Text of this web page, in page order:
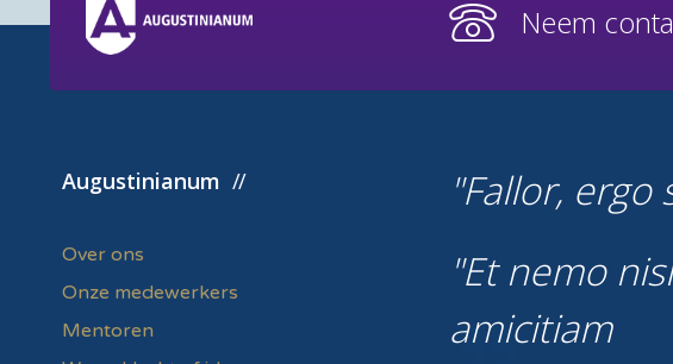
Neem
Augustinianum
Over ons
Onze medewerkers
Mentoren
Fallor, ergo
Et nemo
amicitiam